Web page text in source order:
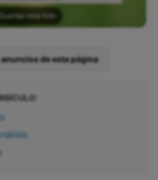
Guardar esta foto
de esta página